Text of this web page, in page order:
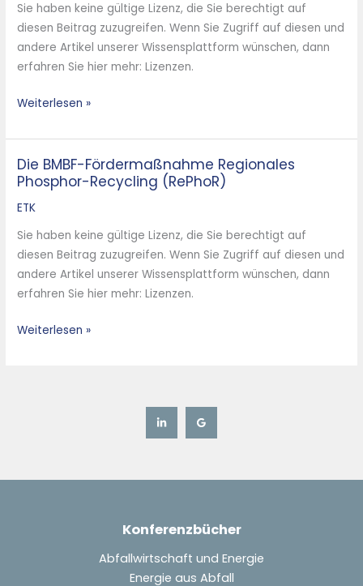
Sie haben keine gültige Lizenz, die Sie berechtigt auf
diesen Beitrag zuzugreifen. Wenn Sie Zugriff auf diesen und
andere Artikel unserer Wissensplattform wünschen, dann
erfahren Sie hier mehr: Lizenzen.
Fördermaßnahmen
des
BMBF
–
Weiterlesen »
Die BMBF-Fördermaßnahme Regionales
Phosphor-Recycling (RePhoR)
ETK
Sie haben keine gültige Lizenz, die Sie berechtigt auf
diesen Beitrag zuzugreifen. Wenn Sie Zugriff auf diesen und
andere Artikel unserer Wissensplattform wünschen, dann
erfahren Sie hier mehr: Lizenzen.
Die
BMBF-
Fördermaßnahme
Phosphor-
Recycling
(RePhoR)
Weiterlesen »
Konferenzbücher
Abfallwirtschaft und Energie
Energie aus Abfall